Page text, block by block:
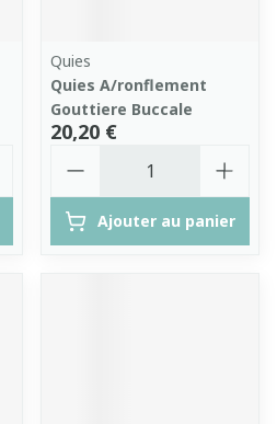
Quies
Quies A/ronflement
Gouttiere Buccale
20,20 €
Ajouter au panier